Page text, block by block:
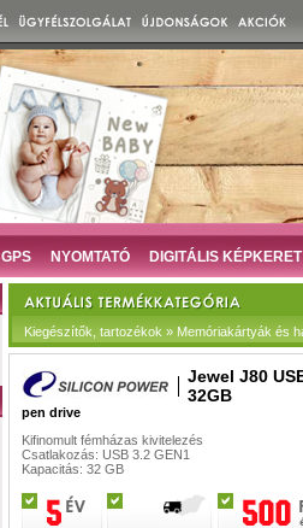
GPS NYOMTATÓ DIGITÁLIS KÉPKERET
Kiegészítők, tartozékok » Memóriakártyák és
Jewel J80
32GB
pen drive
Kifinomult fémházas kivitelezés
Csatlakozás: USB 3.2 GEN1
Kapacitás: 32 GB